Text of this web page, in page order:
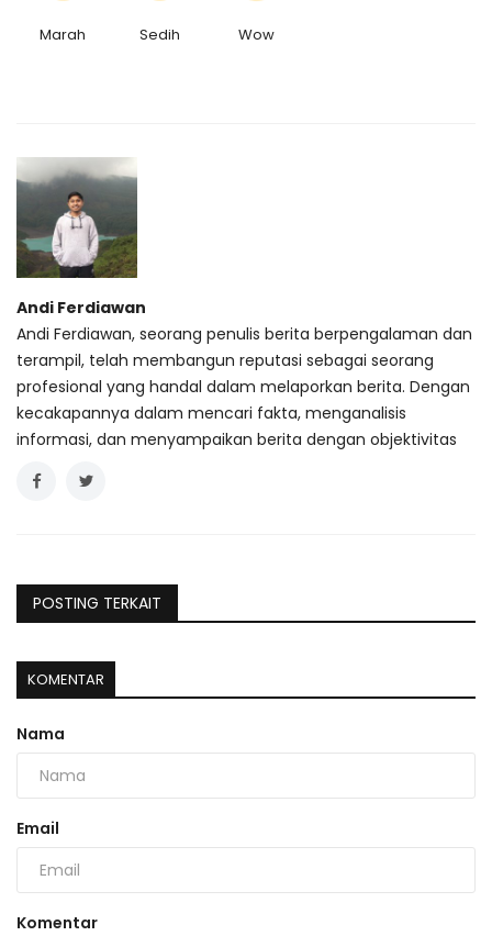
Marah Sedih Wow
Andi Ferdiawan
Andi Ferdiawan, seorang penulis berita berpengalaman dan
terampil, telah membangun reputasi sebagai seorang
profesional yang handal dalam melaporkan berita. Dengan
kecakapannya dalam mencari fakta, menganalisis
informasi, dan menyampaikan berita dengan objektivitas
POSTING TERKAIT
KOMENTAR
Nama
Email
Komentar